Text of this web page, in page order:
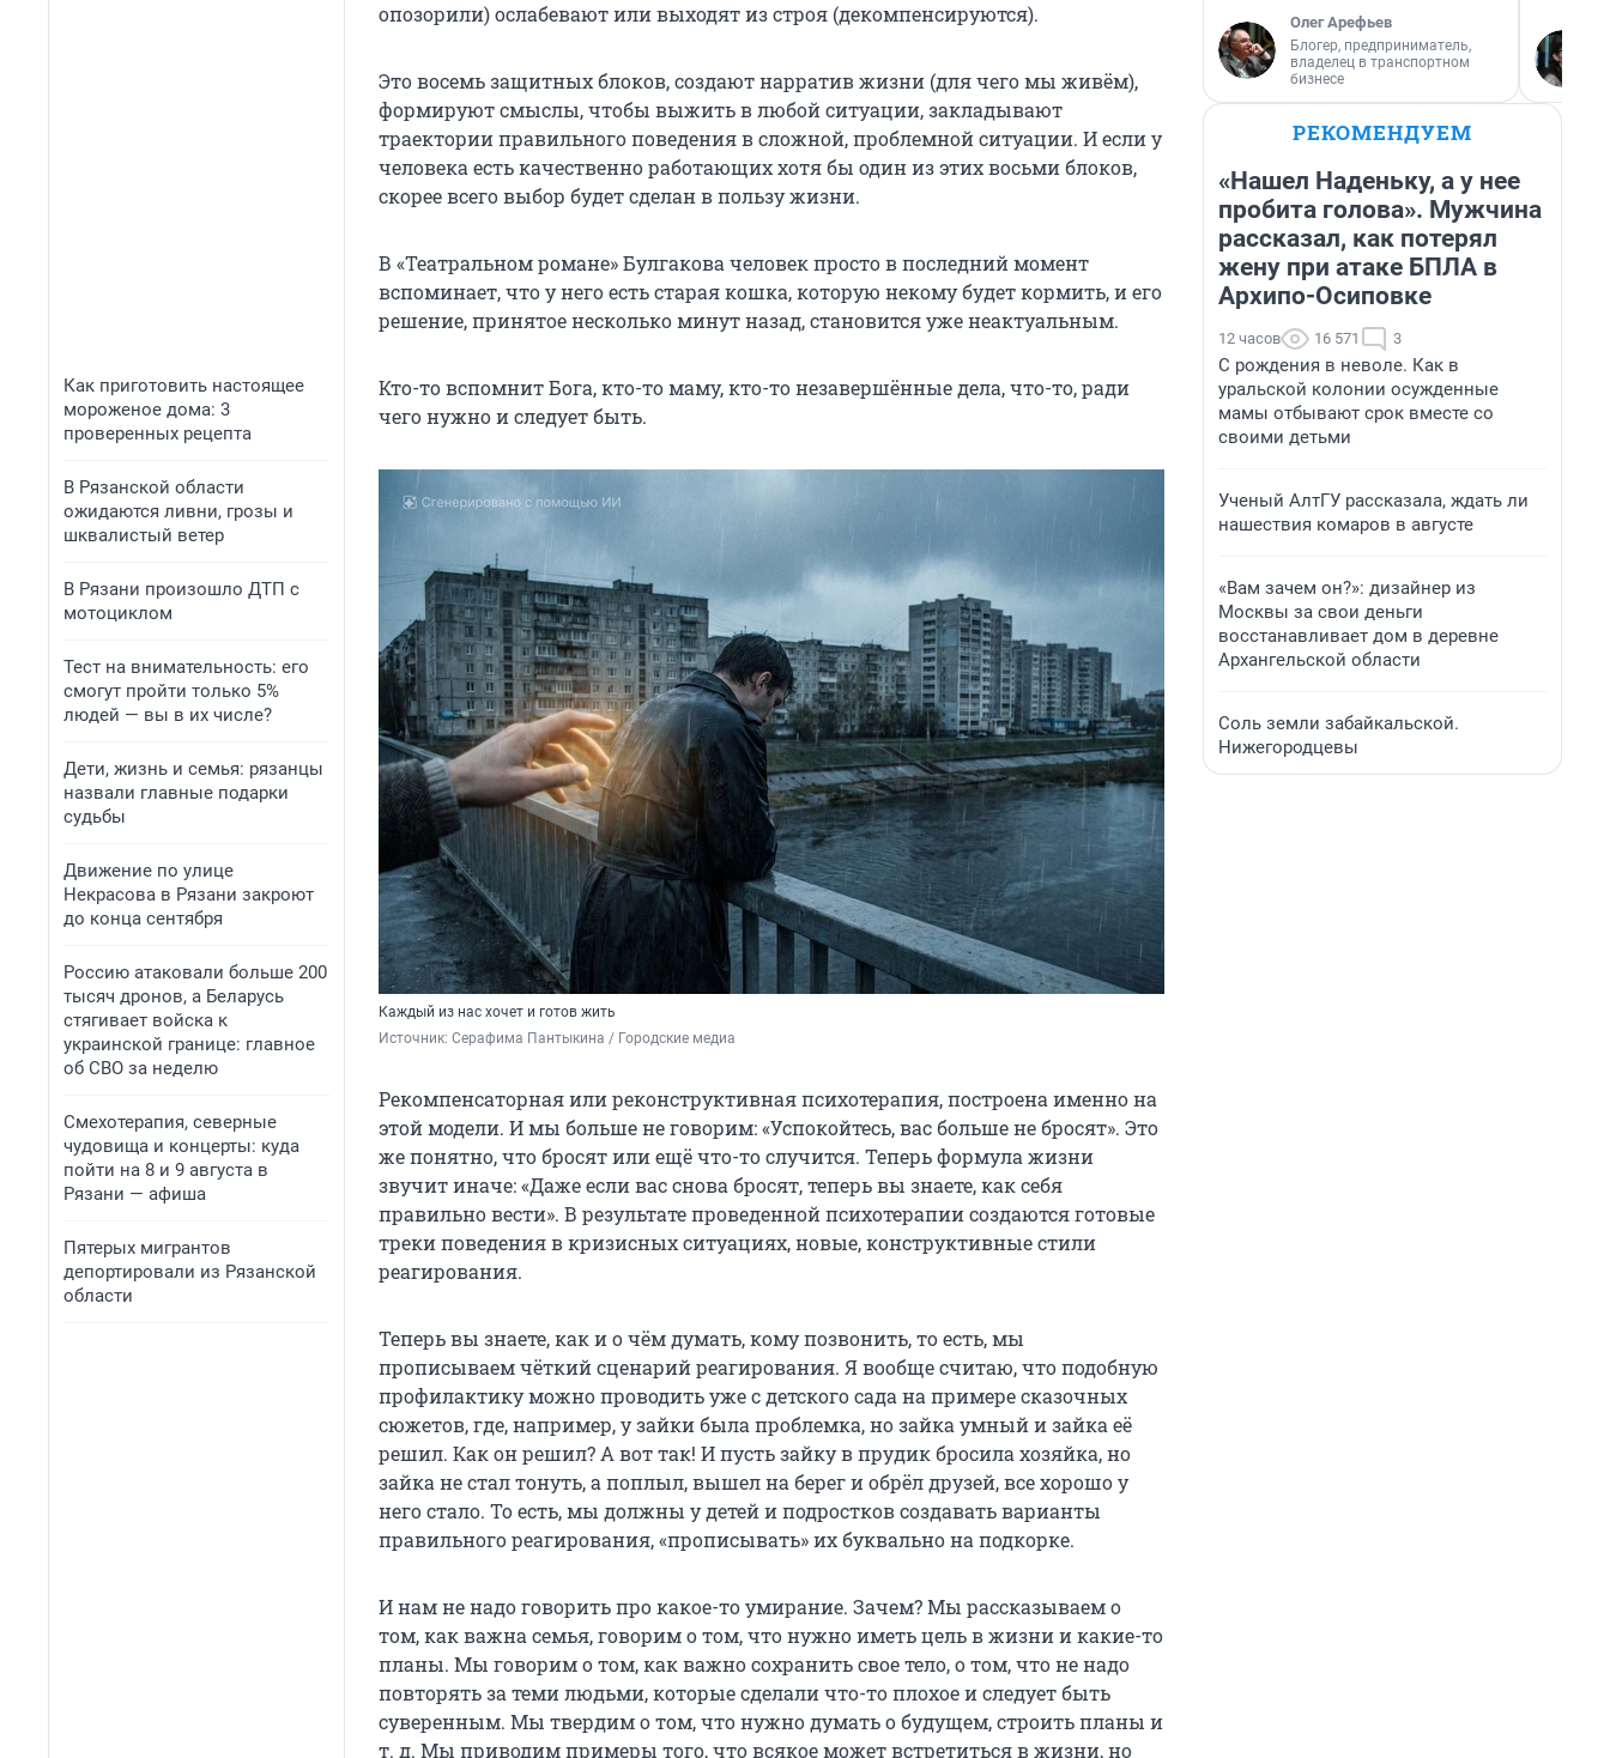
Как приготовить настоящее
мороженое дома: 3
проверенных рецепта
В Рязанской области
ожидаются ливни, грозы и
шквалистый ветер
В Рязани произошло ДТП с
мотоциклом
Тест на внимательность: его
смогут пройти только 5%
людей — вы в их числе?
Дети, жизнь и семья: рязанцы
назвали главные подарки
судьбы
Движение по улице
Некрасова в Рязани закроют
до конца сентября
Россию атаковали больше 200
тысяч дронов, а Беларусь
стягивает войска к
украинской границе: главное
об СВО за неделю
Смехотерапия, северные
чудовища и концерты: куда
пойти на 8 и 9 августа в
Рязани — афиша
Пятерых мигрантов
депортировали из Рязанской
области
опозорили) ослабевают или выходят из строя (декомпенсируются).
Это восемь защитных блоков, создают нарратив жизни (для чего мы живём),
формируют смыслы, чтобы выжить в любой ситуации, закладывают
траектории правильного поведения в сложной, проблемной ситуации. И если у
человека есть качественно работающих хотя бы один из этих восьми блоков,
скорее всего выбор будет сделан в пользу жизни.
В «Театральном романе» Булгакова человек просто в последний момент
вспоминает, что у него есть старая кошка, которую некому будет кормить, и его
решение, принятое несколько минут назад, становится уже неактуальным.
Кто-то вспомнит Бога, кто-то маму, кто-то незавершённые дела, что-то, ради
чего нужно и следует быть.
Каждый из нас хочет и готов жить
Источник: Серафима Пантыкина / Городские медиа
Рекомпенсаторная или реконструктивная психотерапия, построена именно на
этой модели. И мы больше не говорим: «Успокойтесь, вас больше не бросят». Это
же понятно, что бросят или ещё что-то случится. Теперь формула жизни
звучит иначе: «Даже если вас снова бросят, теперь вы знаете, как себя
правильно вести». В результате проведенной психотерапии создаются готовые
треки поведения в кризисных ситуациях, новые, конструктивные стили
реагирования.
Теперь вы знаете, как и о чём думать, кому позвонить, то есть, мы
прописываем чёткий сценарий реагирования. Я вообще считаю, что подобную
профилактику можно проводить уже с детского сада на примере сказочных
сюжетов, где, например, у зайки была проблемка, но зайка умный и зайка её
решил. Как он решил? А вот так! И пусть зайку в прудик бросила хозяйка, но
зайка не стал тонуть, а поплыл, вышел на берег и обрёл друзей, все хорошо у
него стало. То есть, мы должны у детей и подростков создавать варианты
правильного реагирования, «прописывать» их буквально на подкорке.
И нам не надо говорить про какое-то умирание. Зачем? Мы рассказываем о
том, как важна семья, говорим о том, что нужно иметь цель в жизни и какие-то
планы. Мы говорим о том, как важно сохранить свое тело, о том, что не надо
повторять за теми людьми, которые сделали что-то плохое и следует быть
суверенным. Мы твердим о том, что нужно думать о будущем, строить планы и
т. д. Мы приводим примеры того, что всякое может встретиться в жизни, но
Олег Арефьев
Блогер, предприниматель,
владелец в транспортном
бизнесе
РЕКОМЕНДУЕМ
«Нашел Наденьку, а у нее
пробита голова». Мужчина
рассказал, как потерял
жену при атаке БПЛА в
Архипо-Осиповке
12 часов 16 571 3
С рождения в неволе. Как в
уральской колонии осужденные
мамы отбывают срок вместе со
своими детьми
Ученый АлтГУ рассказала, ждать ли
нашествия комаров в августе
«Вам зачем он?»: дизайнер из
Москвы за свои деньги
восстанавливает дом в деревне
Архангельской области
Соль земли забайкальской.
Нижегородцевы